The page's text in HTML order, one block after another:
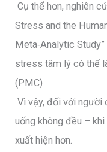
Cụ thể hơn, nghiên
Stress and the
Meta‑Analytic
stress tâm lý có thể
(PMC)
Vì vậy, đối với người
uống không đều – khi
xuất hiện hơn.